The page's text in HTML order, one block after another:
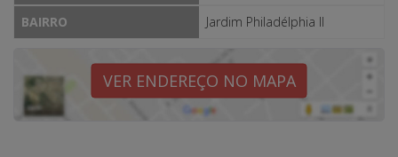
BAIRRO
Jardim Philadélphia II
VER ENDEREÇO NO MAPA